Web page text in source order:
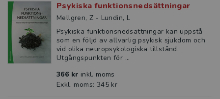
Psykiska funktionsnedsättningar
Mellgren, Z - Lundin, L
Psykiska funktionsnedsättningar kan uppstå
som en följd av allvarlig psykisk sjukdom och
vid olika neuropsykologiska tillstånd.
Utgångspunkten för ...
366 kr inkl. moms
Exkl. moms: 345 kr